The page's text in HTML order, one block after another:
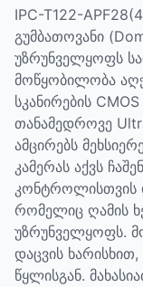
IPC-T122-
გუმბათოვანი
უზრუნველყოფს
მოწყობილობა
სკანირების
თანამედროვე
ამცირებს
კამერას აქვს
კონტროლისთვის
რომელიც ღამის
უზრუნველყოფს.
დაცვის
წყლისგან.